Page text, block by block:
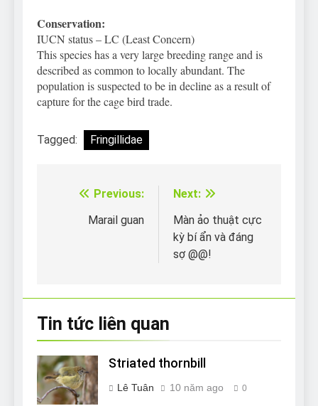
Conservation:
IUCN status – LC (Least Concern)
This species has a very large breeding range and is
described as common to locally abundant. The
population is suspected to be in decline as a result of
capture for the cage bird trade.
Tagged: Fringillidae
Điều
hướng
Previous:
Marail guan
Next:
Màn ảo thuật cực
kỳ bí ẩn và đáng
sợ @@!
Tin tức liên quan
Striated thornbill
Lê Tuân 10 năm ago 0